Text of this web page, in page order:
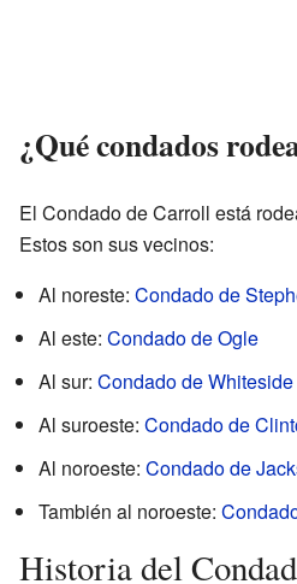
¿Qué condados
El Condado de Carroll está
Estos son sus vecinos:
Al noreste: Condado de
Al este: Condado de Ogle
Al sur: Condado de Whiteside
Al suroeste: Condado de
Al noroeste: Condado de
También al noroeste:
Historia del